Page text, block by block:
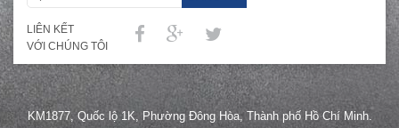
LIÊN KẾT
VỚI CHÚNG TÔI
KM1877, Quốc lộ 1K, Phường Đông Hòa, Thành phố Hồ Chí Minh.